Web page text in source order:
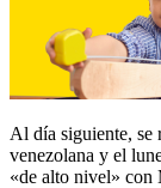
Al día siguiente, se
venezolana y el
«de alto nivel»